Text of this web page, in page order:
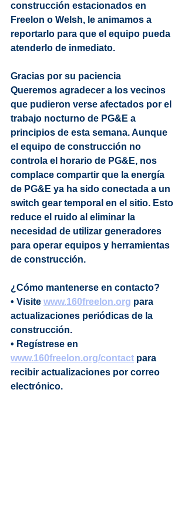
construcción estacionados en
Freelon o Welsh, le animamos a
reportarlo para que el equipo pueda
atenderlo de inmediato.
Gracias por su paciencia
Queremos agradecer a los vecinos
que pudieron verse afectados por el
trabajo nocturno de PG&E a
principios de esta semana. Aunque
el equipo de construcción no
controla el horario de PG&E, nos
complace compartir que la energía
de PG&E ya ha sido conectada a un
switch gear temporal en el sitio. Esto
reduce el ruido al eliminar la
necesidad de utilizar generadores
para operar equipos y herramientas
de construcción.
¿Cómo mantenerse en contacto?
• Visite www.160freelon.org para
actualizaciones periódicas de la
construcción.
• Regístrese en
www.160freelon.org/contact para
recibir actualizaciones por correo
electrónico.